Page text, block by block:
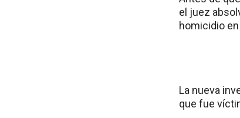
el juez
homicidio
La nueva
que fue